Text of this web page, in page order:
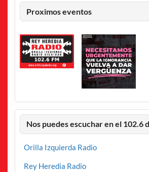
Proximos eventos
Nos puedes escuchar en el 102.6
Orilla Izquierda Radio
Rey Heredia Radio